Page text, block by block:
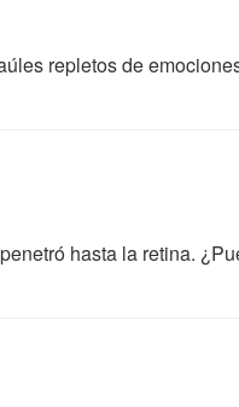
repletos de
hasta la retina.